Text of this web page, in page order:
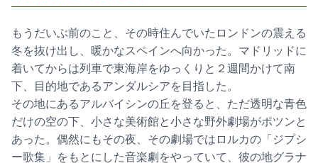
もうだいぶ前のこと、その時住んでいたロンドンの震える
冬を抜け出し、暖かなスペインへ向かった。マドリッドに
着いてからは列車で東海岸をゆっくりと２週間かけて南
下、目的地であるアンダルシアを目指した。
その地にあるアルバイシンの丘を登ると、ただ透明な青色
だけの空の下、小さな美術館と小さな野外劇場がポツンと
あった。偶然にもその夜、その劇場ではロルカの「ジプシ
ー歌集」をもとにした音楽劇をやっていて、彼の地グラナ